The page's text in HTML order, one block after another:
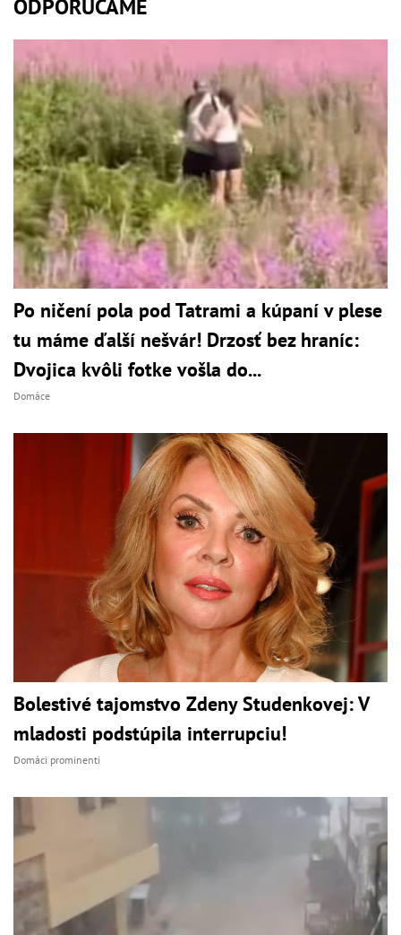
ODPORÚČAME
Po ničení pola pod Tatrami a kúpaní v plese
tu máme ďalší nešvár! Drzosť bez hraníc:
Dvojica kvôli fotke vošla do...
Domáce
Bolestivé tajomstvo Zdeny Studenkovej: V
mladosti podstúpila interrupciu!
Domáci prominenti